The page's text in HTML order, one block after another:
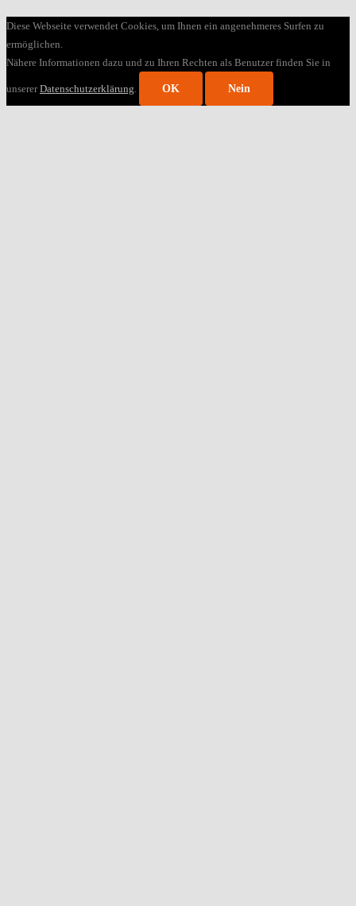
Diese Webseite verwendet Cookies, um Ihnen ein angenehmeres Surfen zu
ermöglichen.
Nähere Informationen dazu und zu Ihren Rechten als Benutzer finden Sie in
unsererDatenschutzerklärung OK Nein